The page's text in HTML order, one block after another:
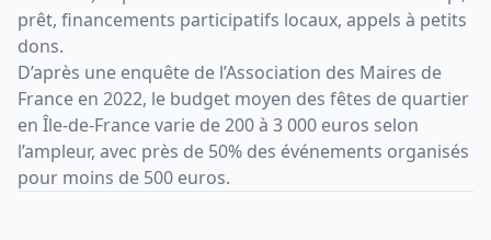
prêt, financements participatifs locaux, appels à petits
dons.
D’après une enquête de l’Association des Maires de
France en 2022, le budget moyen des fêtes de quartier
en Île-de-France varie de 200 à 3 000 euros selon
l’ampleur, avec près de 50% des événements organisés
pour moins de 500 euros.